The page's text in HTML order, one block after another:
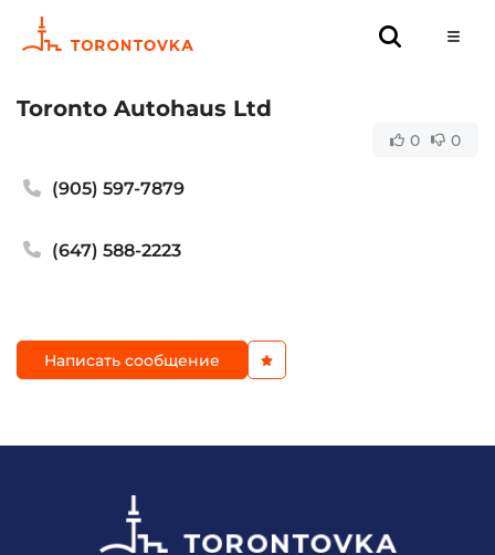
Toronto Autohaus Ltd
0 0
(905) 597-7879
(647) 588-2223
Написать сообщение